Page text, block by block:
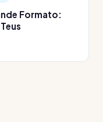
Formato: